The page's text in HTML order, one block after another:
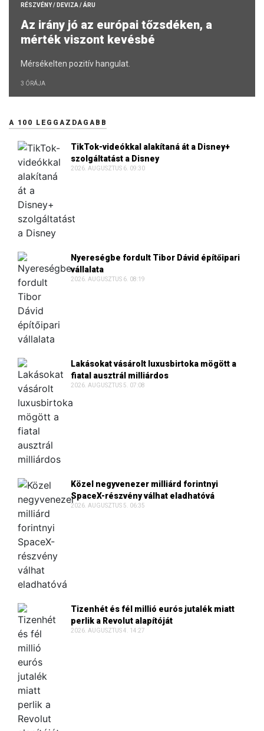
RÉSZVÉNY / DEVIZA / ÁRU
Az irány jó az európai tőzsdéken, a
mérték viszont kevésbé
Mérsékelten pozitív hangulat.
3 ÓRÁJA
A 100 LEGGAZDAGABB
TikTok-videókkal alakítaná át a Disney+
szolgáltatást a Disney
2026. AUGUSZTUS 6. 09:30
Nyereségbe fordult Tibor Dávid építőipari
vállalata
2026. AUGUSZTUS 6. 08:19
Lakásokat vásárolt luxusbirtoka mögött a
fiatal ausztrál milliárdos
2026. AUGUSZTUS 5. 07:08
Közel negyvenezer milliárd forintnyi
SpaceX-részvény válhat eladhatóvá
2026. AUGUSZTUS 5. 06:35
Tizenhét és fél millió eurós jutalék miatt
perlik a Revolut alapítóját
2026. AUGUSZTUS 4. 14:27